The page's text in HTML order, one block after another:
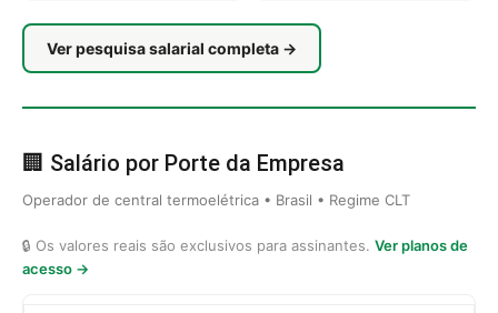
Ver pesquisa salarial completa →
🏢 Salário por Porte da Empresa
Operador de central termoelétrica • Brasil • Regime CLT
🔒 Os valores reais são exclusivos para assinantes. Ver planos de
acesso →